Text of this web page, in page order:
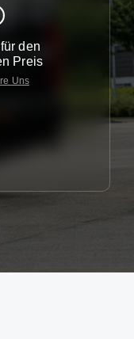
den
Preis
Uns Kontaktiere